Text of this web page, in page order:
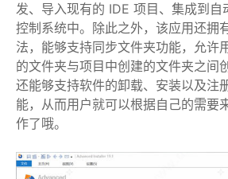
发、导入现有的 IDE 项目、集成到自
控制系统中。除此之外，该应用还拥
法，能够支持同步文件夹功能，允许
的文件夹与项目中创建的文件夹之间
还能够支持软件的卸载、安装以及注
能，从而用户就可以根据自己的需要
作了哦。